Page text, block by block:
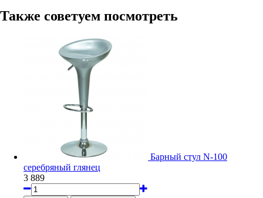
Также советуем посмотреть
Барный стул N-100
серебряный глянец
3 889